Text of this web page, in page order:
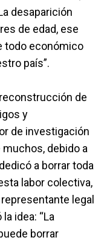
desaparición
de edad, ese
todo económico
país”.
de
y
de investigación
debido a
a borrar toda
labor colectiva,
legal
idea: “La
borrar